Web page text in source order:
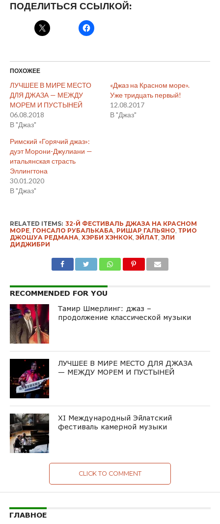
ПОДЕЛИТЬСЯ ССЫЛКОЙ:
ПОХОЖЕЕ
ЛУЧШЕЕ В МИРЕ МЕСТО
ДЛЯ ДЖАЗА — МЕЖДУ
МОРЕМ И ПУСТЫНЕЙ
06.08.2018
В "Джаз"
«Джаз на Красном море».
Уже тридцать первый!
12.08.2017
В "Джаз"
Римский «Горячий джаз»:
дуэт Морони-Джулиани —
итальянская страсть
Эллингтона
30.01.2020
В "Джаз"
RELATED ITEMS: 32-Й ФЕСТИВАЛЬ ДЖАЗА НА КРАСНОМ
МОРЕ, ГОНСАЛО РУБАЛЬКАБА, РИШАР ГАЛЬЯНО, ТРИО
ДЖОШУА РЕДМАНА, ХЭРБИ ХЭНКОК, ЭЙЛАТ, ЭЛИ
ДИДЖИБРИ
RECOMMENDED FOR YOU
Тамир Шмерлинг: джаз –
продолжение классической музыки
ЛУЧШЕЕ В МИРЕ МЕСТО ДЛЯ ДЖАЗА
— МЕЖДУ МОРЕМ И ПУСТЫНЕЙ
XI Международный Эйлатский
фестиваль камерной музыки
CLICK TO COMMENT
ГЛАВНОЕ